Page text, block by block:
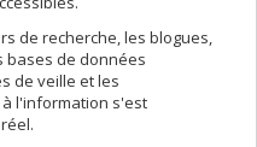
de recherche, les blogues,
bases de données
de veille et les
l'information s'est